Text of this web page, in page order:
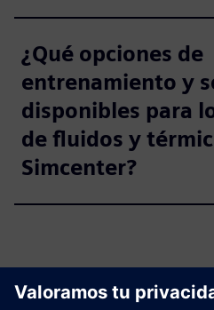
¿Qué opciones de
entrenamiento y
disponibles para
de fluidos y
Simcenter?